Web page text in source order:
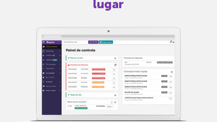
lugar